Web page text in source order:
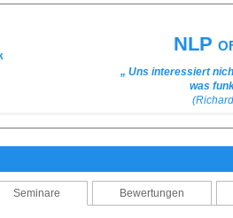
NLP
„ Uns interessiert
was
Seminare Bewertungen